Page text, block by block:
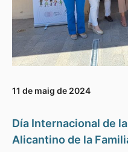
11 de maig de 2024
Día Internacional de
Alicantino de la